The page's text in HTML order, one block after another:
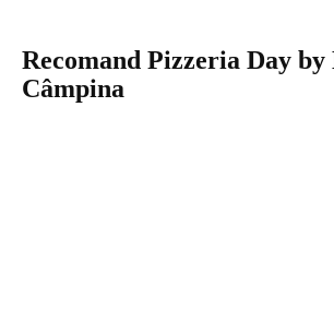
Recomand Pizzeria Day by
Câmpina